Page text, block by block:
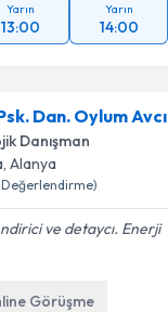
Yarın
13:00
Yarın
14:00
Dan. Oylum Avcı
Danışman
, Alanya
Değerlendirme)
ve detaycı. Enerji
Görüşme